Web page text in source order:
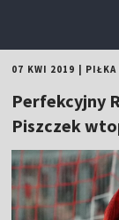
07 KWI 2019 PIŁKA
Perfekcyjny
Piszczek